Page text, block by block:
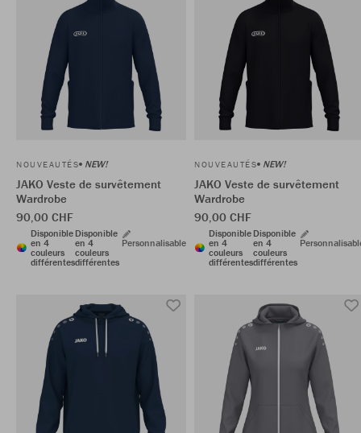
NOUVEAUTÉS NEW!
JAKO Veste de survêtement
Wardrobe
90,00 CHF
Disponible
en 4
couleurs
différentes
Disponible
en 4
couleurs
différentes
Personnalisable
NOUVEAUTÉS NEW!
JAKO Veste de survêtement
Wardrobe
90,00 CHF
Disponible
en 4
couleurs
différentes
Disponible
en 4
couleurs
différentes